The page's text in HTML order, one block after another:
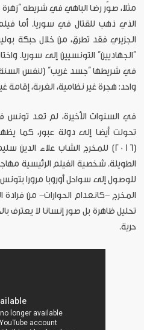
الجزيري فقد تطرق، من خلال حبكة
“الجهاديين” التونسيين إلى سوريا.
في شريطها “جسد غريب” (لنفس
واحد: هجرة غير نظامية، الغربة، إقامة
في السنوات الأخيرة، لم تعد تونس
تحولت أيضا إلى دولة عبور، كما
(2016) للمخرج الشاب علاء الدين
الطويلة. شخصية الفيلم الرئيسية
للوصول إلى سواحل أوروبا مرورا بتونس.
المخرج -كانعدام الحوارات- من
تحليل ظاهرة بل صور إنسانا لا يعترف
حرية.